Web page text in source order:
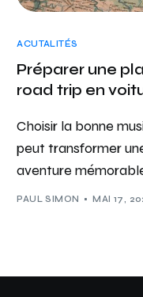
ACUTALITÉS
Préparer une
road trip en
Choisir la bonne
peut transformer
aventure
PAUL SIMON MAI 17,